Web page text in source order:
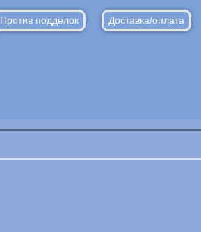
Против подделок Доставка/оплата